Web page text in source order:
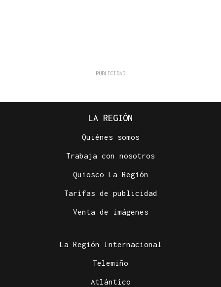
LA REGIÓN
Quiénes somos
Trabaja con nosotros
Quiosco La Región
Tarifas de publicidad
Venta de imágenes
La Región Internacional
Telemiño
Atlántico